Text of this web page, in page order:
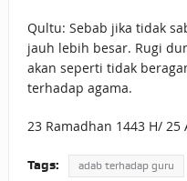
Qultu: Sebab jika tidak
jauh lebih besar. Rugi
akan seperti tidak
terhadap agama.
23 Ramadhan 1443 H/
Tags: adab terhadap guru